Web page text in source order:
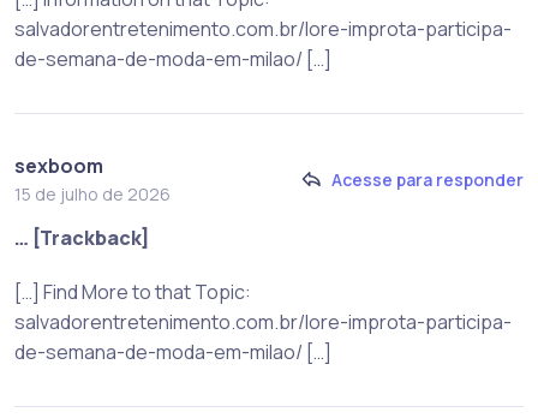
salvadorentretenimento.com.br/lore-improta-participa-
de-semana-de-moda-em-milao/ […]
sexboom
15 de julho de 2026
Acesse para responder
… [Trackback]
[…] Find More to that Topic:
salvadorentretenimento.com.br/lore-improta-participa-
de-semana-de-moda-em-milao/ […]